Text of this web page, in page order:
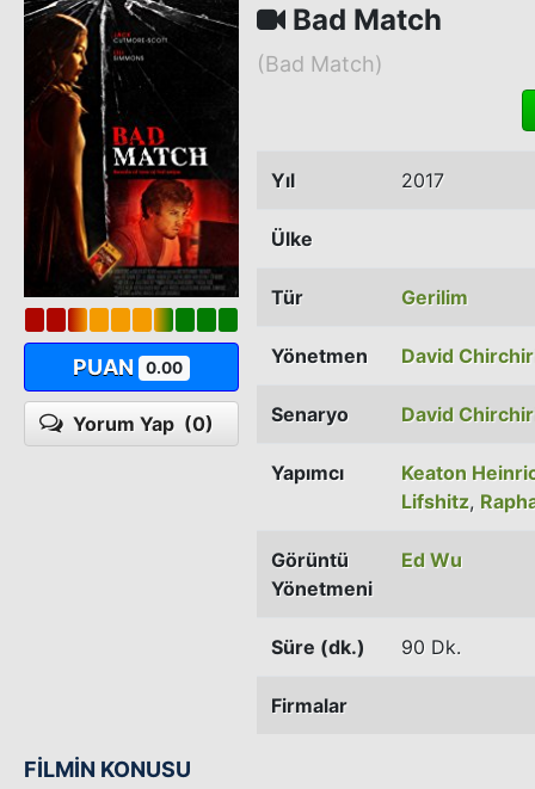
PUAN 0.00
Yorum Yap (0)
Bad Match
(Bad Match)
Yıl 2017
Ülke
Tür Gerilim
Yönetmen David
Senaryo David
Yapımcı
Keaton
Lifshitz,
Görüntü
Yönetmeni
Ed Wu
Süre (dk.) 90 Dk.
Firmalar
FİLMİN KONUSU